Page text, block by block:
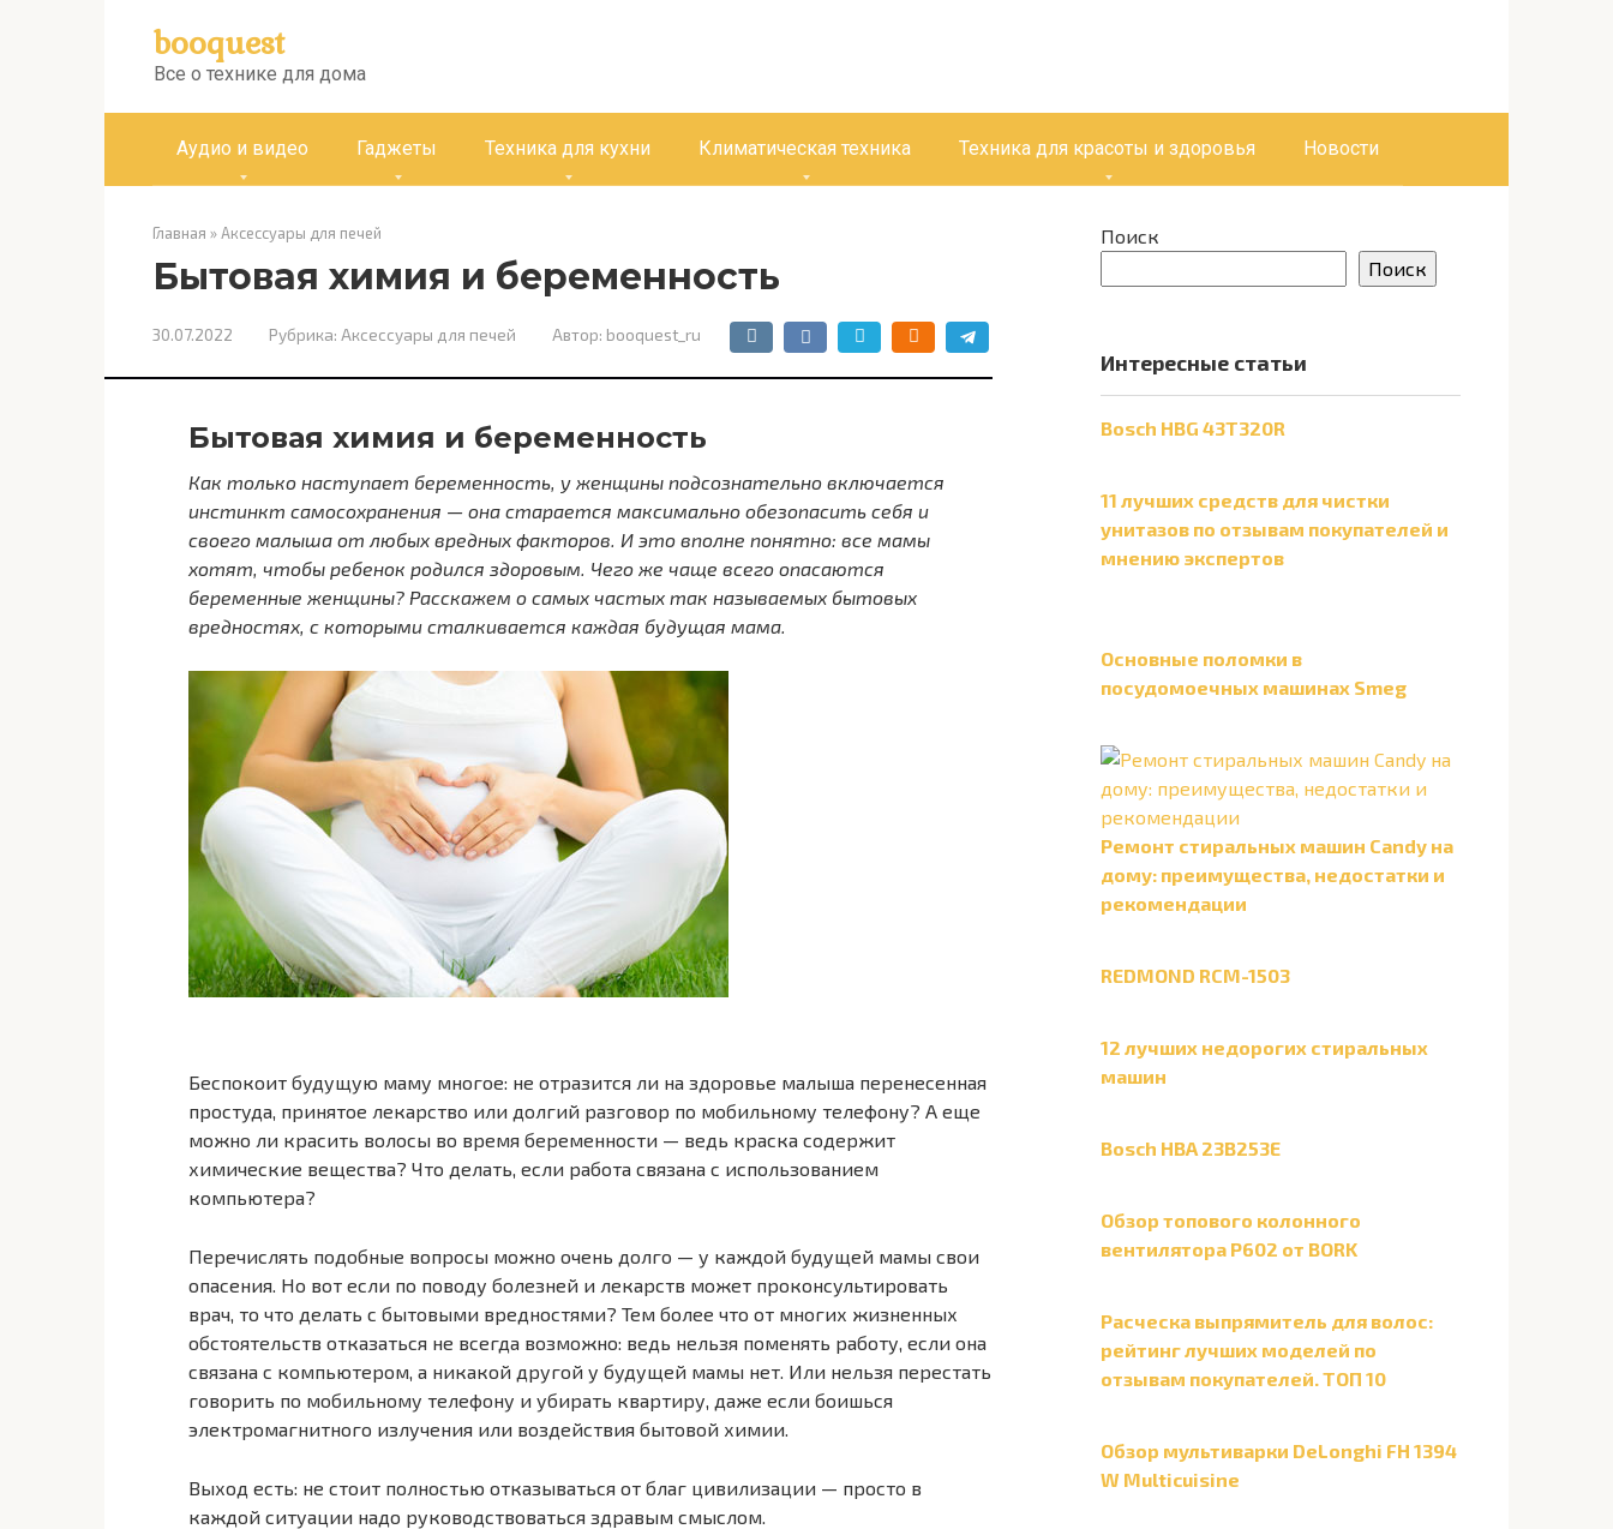
booquest
Все о технике для дома
Аудио и видео Гаджеты Техника для кухни Климатическая техника Техника для красоты и здоровья Новости
Главная » Аксессуары для печей
Бытовая химия и беременность
30.07.2022 Рубрика: Аксессуары для печей Автор: booquest_ru
Бытовая химия и беременность
Как только наступает беременность, у женщины подсознательно включается
инстинкт самосохранения — она старается максимально обезопасить себя и
своего малыша от любых вредных факторов. И это вполне понятно: все мамы
хотят, чтобы ребенок родился здоровым. Чего же чаще всего опасаются
беременные женщины? Расскажем о самых частых так называемых бытовых
вредностях, с которыми сталкивается каждая будущая мама.
Беспокоит будущую маму многое: не отразится ли на здоровье малыша перенесенная
простуда, принятое лекарство или долгий разговор по мобильному телефону? А еще
можно ли красить волосы во время беременности — ведь краска содержит
химические вещества? Что делать, если работа связана с использованием
компьютера?
Перечислять подобные вопросы можно очень долго — у каждой будущей мамы свои
опасения. Но вот если по поводу болезней и лекарств может проконсультировать
врач, то что делать с бытовыми вредностями? Тем более что от многих жизненных
обстоятельств отказаться не всегда возможно: ведь нельзя поменять работу, если она
связана с компьютером, а никакой другой у будущей мамы нет. Или нельзя перестать
говорить по мобильному телефону и убирать квартиру, даже если боишься
электромагнитного излучения или воздействия бытовой химии.
Выход есть: не стоит полностью отказываться от благ цивилизации — просто в
каждой ситуации надо руководствоваться здравым смыслом.
Поиск
Поиск
Интересные статьи
Bosch HBG 43T320R
11 лучших средств для чистки
унитазов по отзывам покупателей и
мнению экспертов
Основные поломки в
посудомоечных машинах Smeg
Ремонт стиральных машин Candy на
дому: преимущества, недостатки и
рекомендации
REDMOND RCM-1503
12 лучших недорогих стиральных
машин
Bosch HBA 23B253E
Обзор топового колонного
вентилятора P602 от BORK
Расческа выпрямитель для волос:
рейтинг лучших моделей по
отзывам покупателей. ТОП 10
Обзор мультиварки DeLonghi FH 1394
W Multicuisine